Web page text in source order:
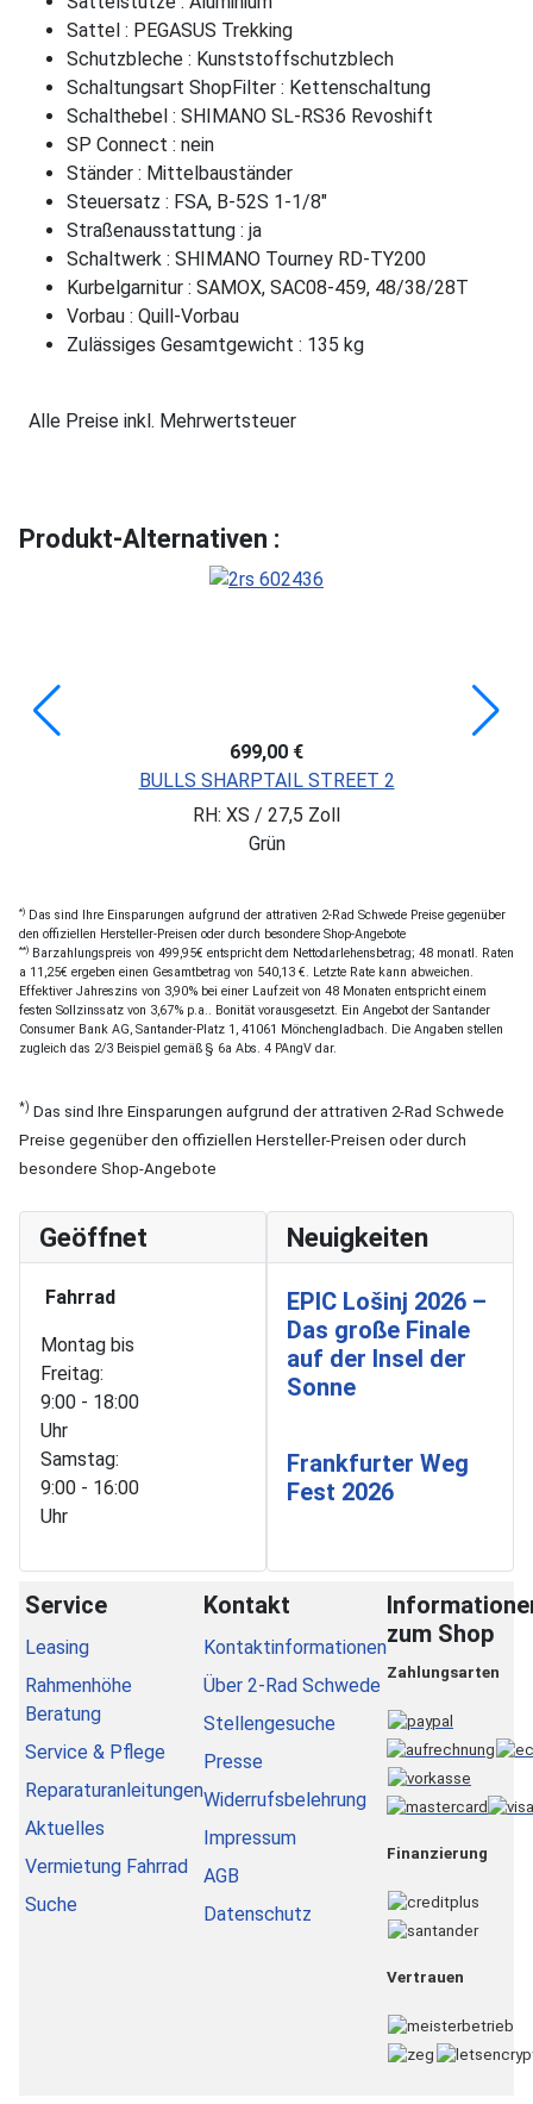
Sattel : PEGASUS Trekking
Schutzbleche : Kunststoffschutzblech
Schaltungsart ShopFilter : Kettenschaltung
Schalthebel : SHIMANO SL-RS36 Revoshift
SP Connect : nein
Ständer : Mittelbauständer
Steuersatz : FSA, B-52S 1-1/8"
Straßenausstattung : ja
Schaltwerk : SHIMANO Tourney RD-TY200
Kurbelgarnitur : SAMOX, SAC08-459, 48/38/28T
Vorbau : Quill-Vorbau
Zulässiges Gesamtgewicht : 135 kg
Alle Preise inkl. Mehrwertsteuer
Produkt-Alternativen :
699,00 €
BULLS SHARPTAIL STREET 2
RH: XS / 27,5 Zoll
Grün
*) Das sind Ihre Einsparungen aufgrund der attrativen 2-Rad Schwede Preise gegenüber
den offiziellen Hersteller-Preisen oder durch besondere Shop-Angebote
**) Barzahlungspreis von 499,95€ entspricht dem Nettodarlehensbetrag; 48 monatl. Raten
a 11,25€ ergeben einen Gesamtbetrag von 540,13 €. Letzte Rate kann abweichen.
Effektiver Jahreszins von 3,90% bei einer Laufzeit von 48 Monaten entspricht einem
festen Sollzinssatz von 3,67% p.a.. Bonität vorausgesetzt. Ein Angebot der Santander
Consumer Bank AG, Santander-Platz 1, 41061 Mönchengladbach. Die Angaben stellen
zugleich das 2/3 Beispiel gemäß § 6a Abs. 4 PAngV dar.
*) Das sind Ihre Einsparungen aufgrund der attrativen 2-Rad Schwede
Preise gegenüber den offiziellen Hersteller-Preisen oder durch
besondere Shop-Angebote
Geöffnet
Fahrrad
Montag bis
Freitag:
9:00 - 18:00
Uhr
Samstag:
9:00 - 16:00
Uhr
Neuigkeiten
EPIC Lošinj 2026 –
Das große Finale
auf der Insel der
Sonne
Frankfurter Weg
Fest 2026
Service
Leasing
Rahmenhöhe
Beratung
Service & Pflege
Reparaturanleitungen
Aktuelles
Vermietung Fahrrad
Suche
Kontakt
Kontaktinformationen
Über 2-Rad Schwede
Stellengesuche
Presse
Widerrufsbelehrung
Impressum
AGB
Datenschutz
zum Shop
Zahlungsarten
Finanzierung
Vertrauen